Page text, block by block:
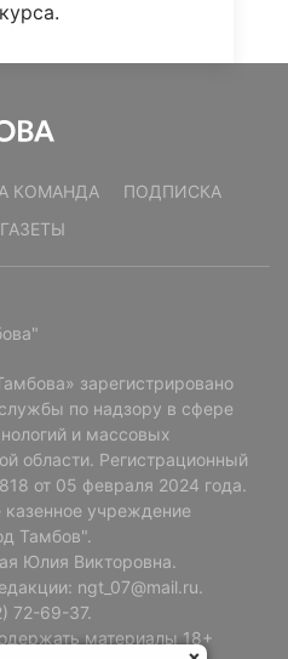
КОМАНДА
ПОДПИСКА
зарегистрировано
по надзору в сфере
и массовых
области. Регистрационный
от 05 февраля 2024 года.
учреждение
Тамбов".
Юлия Викторовна.
ngt_07@mail.ru.
72-69-37.
материалы 18+